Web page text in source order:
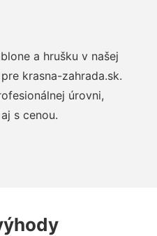
a hrušku v našej
krasna-zahrada.sk.
úrovni,
s cenou.